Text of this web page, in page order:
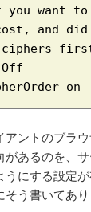
want to
and
ciphers
on
ントのブラ
があるのを、
にする設定が
そう書いてあり